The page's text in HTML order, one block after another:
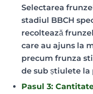
Selectarea
stadiul BBCH
recoltează
care au ajuns la
precum frunza
de sub știulete la
Pasul 3: